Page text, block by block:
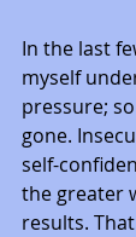
In the last
myself
pressure;
gone.
self-
the greater
results.